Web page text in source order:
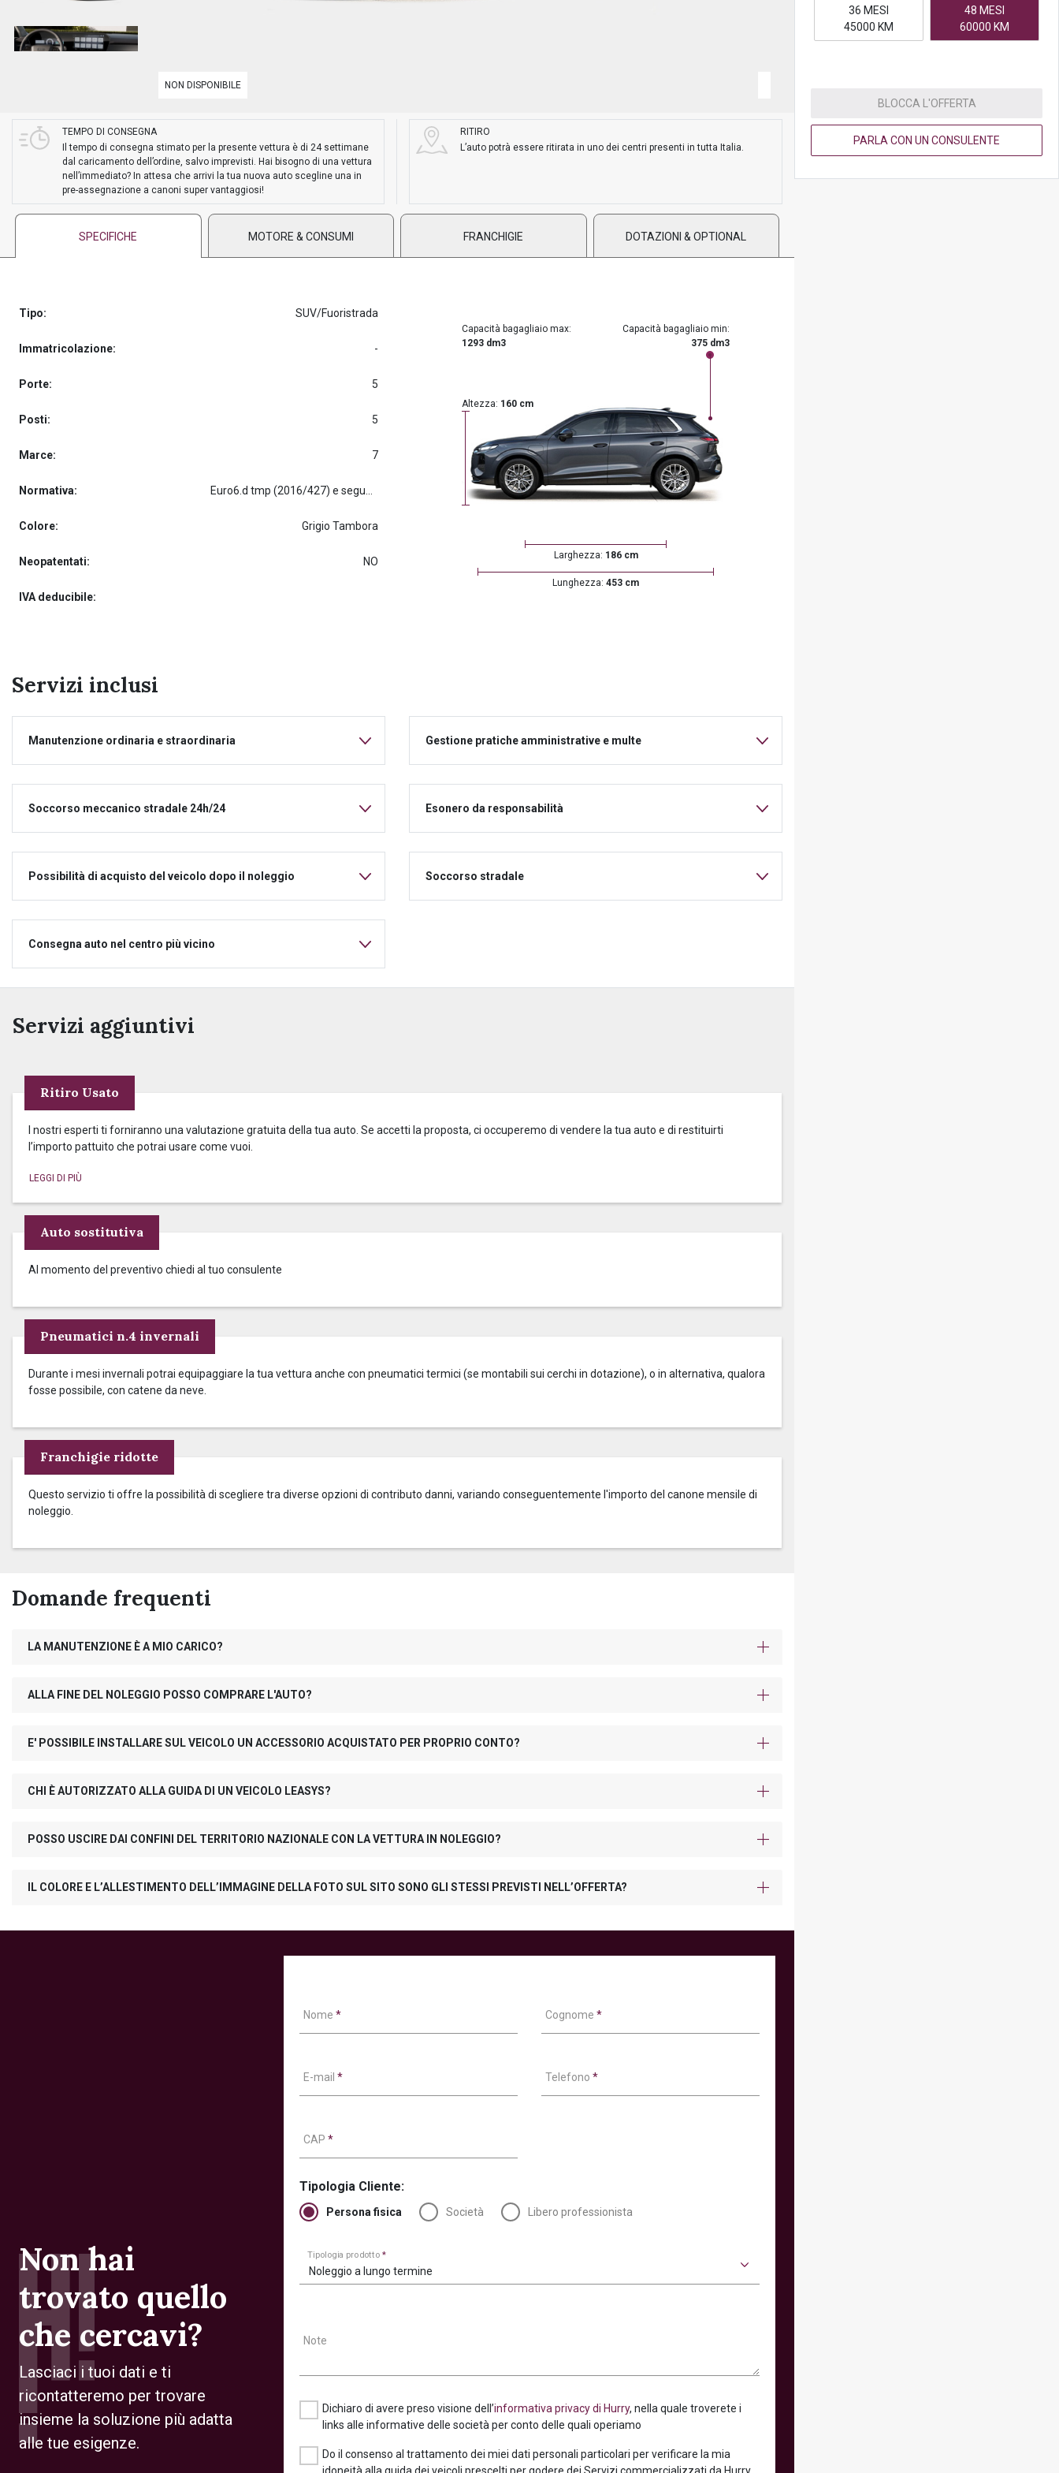
36 MESI
45000 KM
48 MESI
60000 KM
BLOCCA L'OFFERTA
PARLA CON UN CONSULENTE
NON DISPONIBILE
TEMPO DI CONSEGNA
Il tempo di consegna stimato per la presente vettura è di 24 settimane
dal caricamento dell’ordine, salvo imprevisti. Hai bisogno di una vettura
nell’immediato? In attesa che arrivi la tua nuova auto scegline una in
pre-assegnazione a canoni super vantaggiosi!
RITIRO
L’auto potrà essere ritirata in uno dei centri presenti in tutta Italia.
SPECIFICHE MOTORE & CONSUMI FRANCHIGIE DOTAZIONI & OPTIONAL
Tipo: SUV/Fuoristrada
Immatricolazione: -
Porte: 5
Posti: 5
Marce: 7
Normativa:
Colore: Grigio Tambora
Neopatentati: NO
IVA deducibile:
Capacità bagagliaio max:
1293 dm3
Capacità bagagliaio min:
375 dm3
Altezza: 160 cm
Larghezza: 186 cm
Lunghezza: 453 cm
Servizi inclusi
Manutenzione ordinaria e straordinaria Gestione pratiche amministrative e multe
Soccorso meccanico stradale 24h/24 Esonero da responsabilità
Possibilità di acquisto del veicolo dopo il noleggio Soccorso stradale
Consegna auto nel centro più vicino
Servizi aggiuntivi
Ritiro Usato
I nostri esperti ti forniranno una valutazione gratuita della tua auto. Se accetti la proposta, ci occuperemo di vendere la tua auto e di restituirti
l’importo pattuito che potrai usare come vuoi.
Auto sostitutiva
Al momento del preventivo chiedi al tuo consulente
Pneumatici n.4 invernali
Durante i mesi invernali potrai equipaggiare la tua vettura anche con pneumatici termici (se montabili sui cerchi in dotazione), o in alternativa, qualora
fosse possibile, con catene da neve.
Franchigie ridotte
Questo servizio ti offre la possibilità di scegliere tra diverse opzioni di contributo danni, variando conseguentemente l'importo del canone mensile di
noleggio.
Domande frequenti
LA MANUTENZIONE È A MIO CARICO?
ALLA FINE DEL NOLEGGIO POSSO COMPRARE L'AUTO?
E' POSSIBILE INSTALLARE SUL VEICOLO UN ACCESSORIO ACQUISTATO PER PROPRIO CONTO?
CHI È AUTORIZZATO ALLA GUIDA DI UN VEICOLO LEASYS?
POSSO USCIRE DAI CONFINI DEL TERRITORIO NAZIONALE CON LA VETTURA IN NOLEGGIO?
IL COLORE E L’ALLESTIMENTO DELL’IMMAGINE DELLA FOTO SUL SITO SONO GLI STESSI PREVISTI NELL’OFFERTA?
Non hai
trovato quello
che cercavi?
Lasciaci i tuoi dati e ti
ricontatteremo per trovare
insieme la soluzione più adatta
alle tue esigenze.
Nome * Cognome *
E-mail * Telefono *
CAP *
Tipologia Cliente:
Persona fisica Società Libero professionista
Tipologia prodotto*
Noleggio a lungo termine
Note
Dichiaro di avere preso visione dell’informativa privacy di Hurry, nella quale troverete i
links alle informative delle società per conto delle quali operiamo
Do il consenso al trattamento dei miei dati personali particolari per verificare la mia
PREASSEGNAZIONE